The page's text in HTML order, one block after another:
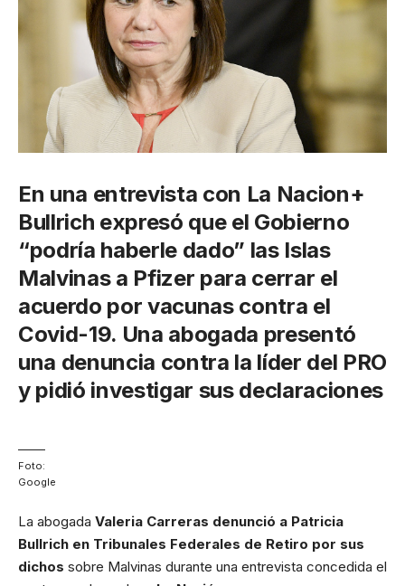
En una entrevista con La Nacion+
Bullrich expresó que el Gobierno
“podría haberle dado” las Islas
Malvinas a Pfizer para cerrar el
acuerdo por vacunas contra el
Covid-19. Una abogada presentó
una denuncia contra la líder del PRO
y pidió investigar sus declaraciones
Foto:
Google
La abogada Valeria Carreras denunció a Patricia
Bullrich en Tribunales Federales de Retiro por sus
dichos sobre Malvinas durante una entrevista concedida el